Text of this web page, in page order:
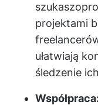
szukasz
projektami
ułatwiają
śledzenie
Współpraca: